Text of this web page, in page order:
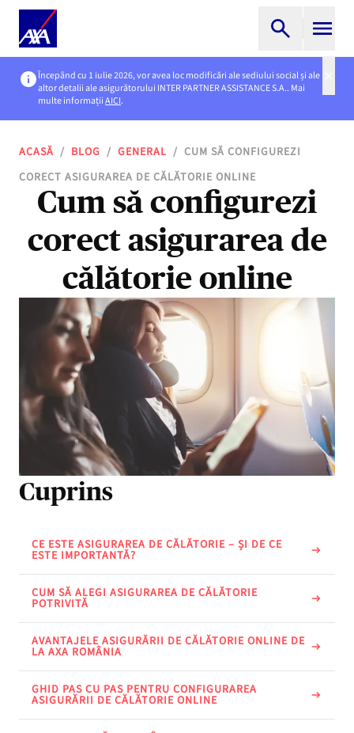
Începând cu 1 iulie 2026, vor avea loc modificări ale sediului social și ale
altor detalii ale asigurătorului INTER PARTNER ASSISTANCE S.A.. Mai
multe informațiiAICI.
ACASĂ / BLOG / GENERAL / CUM SĂ CONFIGUREZI
CORECT ASIGURAREA DE CĂLĂTORIE ONLINE
Cum să configurezi
corect asigurarea de
călătorie online
Cuprins
CE ESTE ASIGURAREA DE CĂLĂTORIE – ȘI DE CE
ESTE IMPORTANTĂ?
CUM SĂ ALEGI ASIGURAREA DE CĂLĂTORIE
POTRIVITĂ
AVANTAJELE ASIGURĂRII DE CĂLĂTORIE ONLINE DE
LA AXA ROMÂNIA
GHID PAS CU PAS PENTRU CONFIGURAREA
ASIGURĂRII DE CĂLĂTORIE ONLINE